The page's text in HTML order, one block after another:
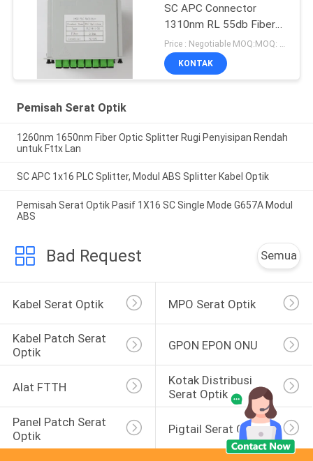
SC APC Connector
1310nm RL 55db Fiber
0.9mm
KONTAK
Pemisah Serat Optik
1260nm 1650nm Fiber Optic Splitter Rugi Penyisipan Rendah
untuk Fttx Lan
SC APC 1x16 PLC Splitter, Modul ABS Splitter Kabel Optik
Pemisah Serat Optik Pasif 1X16 SC Single Mode G657A Modul
ABS
Bad Request Semua
Kabel Serat Optik MPO Serat Optik
Kabel Patch Serat
Optik
GPON EPON ONU
Alat FTTH
Kotak Distribusi
Serat Optik
Panel Patch Serat
Optik
Pigtail Serat Optik